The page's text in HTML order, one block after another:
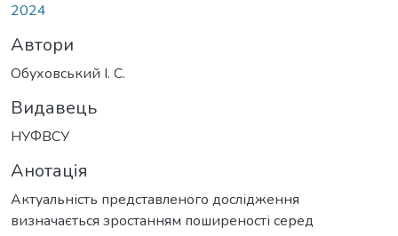
2024
Автори
Обуховський І. С.
Видавець
НУФВСУ
Анотація
Актуальність представленого дослідження
визначається зростанням поширеності серед